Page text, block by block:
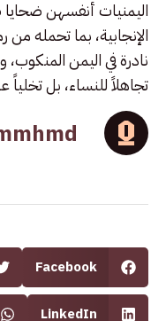
اليمنيات أنفسهن ضحايا
الإنجابية، بما تحمله من
نادرة في اليمن
تجاهلاً للنساء، بل
Facebook
LinkedIn